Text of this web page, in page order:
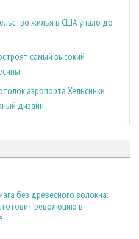
жилья в США упало до
самый высокий
аэропорта Хельсинки
дизайн
без древесного волокна:
готовит революцию в